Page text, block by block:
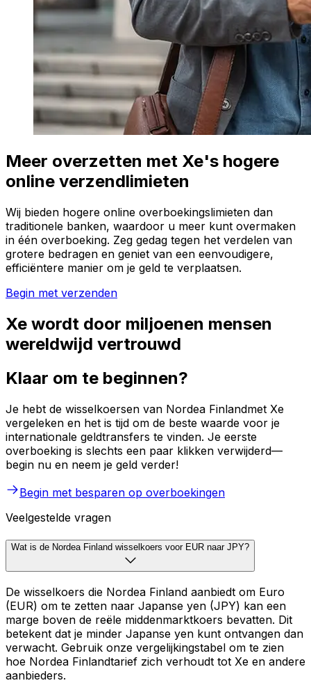
Meer overzetten met Xe's hogere
online verzendlimieten
Wij bieden hogere online overboekingslimieten dan
traditionele banken, waardoor u meer kunt overmaken
in één overboeking. Zeg gedag tegen het verdelen van
grotere bedragen en geniet van een eenvoudigere,
efficiëntere manier om je geld te verplaatsen.
Begin met verzenden
Xe wordt door miljoenen mensen
wereldwijd vertrouwd
Klaar om te beginnen?
Je hebt de wisselkoersen van Nordea Finlandmet Xe
vergeleken en het is tijd om de beste waarde voor je
internationale geldtransfers te vinden. Je eerste
overboeking is slechts een paar klikken verwijderd—
begin nu en neem je geld verder!
Begin met besparen op overboekingen
Veelgestelde vragen
Wat is de Nordea Finland wisselkoers voor EUR naar JPY?
De wisselkoers die Nordea Finland aanbiedt om Euro
(EUR) om te zetten naar Japanse yen (JPY) kan een
marge boven de reële middenmarktkoers bevatten. Dit
betekent dat je minder Japanse yen kunt ontvangen dan
verwacht. Gebruik onze vergelijkingstabel om te zien
hoe Nordea Finlandtarief zich verhoudt tot Xe en andere
aanbieders.